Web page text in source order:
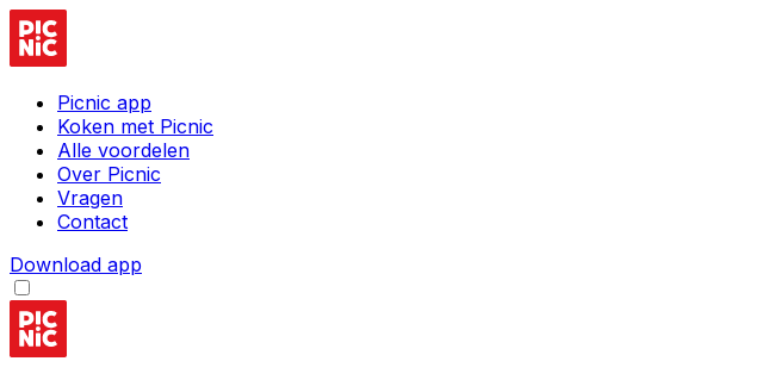
Picnic app
Koken met Picnic
Alle voordelen
Over Picnic
Vragen
Contact
Download app